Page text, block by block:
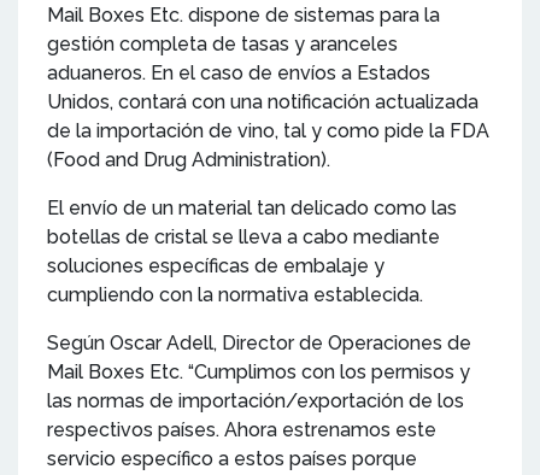
Mail Boxes Etc. dispone de sistemas para la
gestión completa de tasas y aranceles
aduaneros. En el caso de envíos a Estados
Unidos, contará con una notificación actualizada
de la importación de vino, tal y como pide la FDA
(Food and Drug Administration).
El envío de un material tan delicado como las
botellas de cristal se lleva a cabo mediante
soluciones específicas de embalaje y
cumpliendo con la normativa establecida.
Según Oscar Adell, Director de Operaciones de
Mail Boxes Etc. “Cumplimos con los permisos y
las normas de importación/exportación de los
respectivos países. Ahora estrenamos este
servicio específico a estos países porque